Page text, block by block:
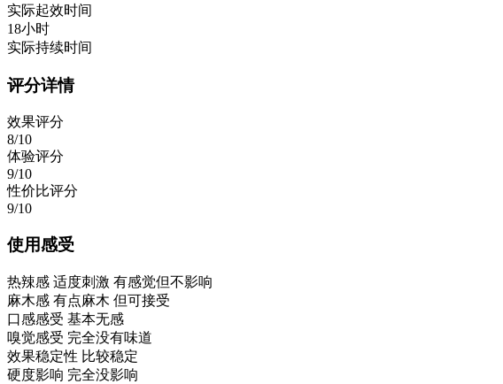
实际起效时间
18小时
实际持续时间
评分详情
效果评分
8/10
体验评分
9/10
性价比评分
9/10
使用感受
热辣感 适度刺激 有感觉但不影响
麻木感 有点麻木 但可接受
口感感受 基本无感
嗅觉感受 完全没有味道
效果稳定性 比较稳定
硬度影响 完全没影响